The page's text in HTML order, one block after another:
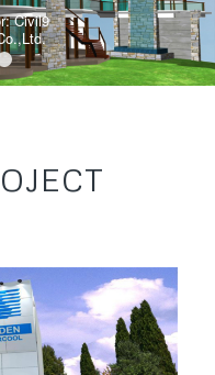
Civil9
1 2 3 4 5